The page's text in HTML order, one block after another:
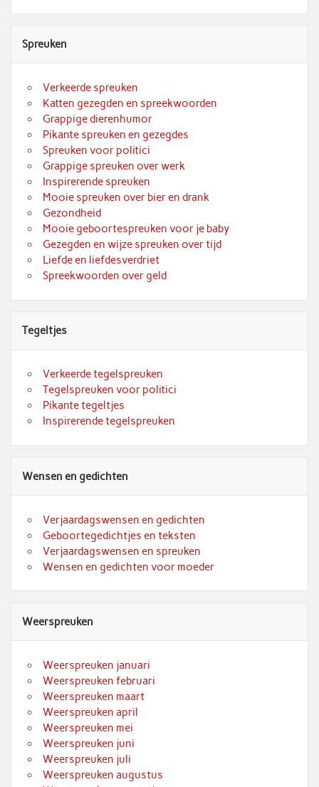
Spreuken
Verkeerde spreuken
Katten gezegden en spreekwoorden
Grappige dierenhumor
Pikante spreuken en gezegdes
Spreuken voor politici
Grappige spreuken over werk
Inspirerende spreuken
Mooie spreuken over bier en drank
Gezondheid
Mooie geboortespreuken voor je baby
Gezegden en wijze spreuken over tijd
Liefde en liefdesverdriet
Spreekwoorden over geld
Tegeltjes
Verkeerde tegelspreuken
Tegelspreuken voor politici
Pikante tegeltjes
Inspirerende tegelspreuken
Wensen en gedichten
Verjaardagswensen en gedichten
Geboortegedichtjes en teksten
Verjaardagswensen en spreuken
Wensen en gedichten voor moeder
Weerspreuken
Weerspreuken januari
Weerspreuken februari
Weerspreuken maart
Weerspreuken april
Weerspreuken mei
Weerspreuken juni
Weerspreuken juli
Weerspreuken augustus